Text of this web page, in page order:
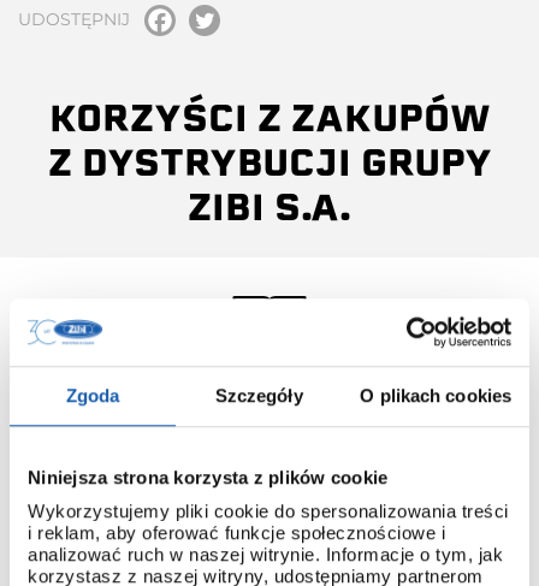
Zgoda Szczegóły O plikach cookies
Niniejsza strona korzysta z plików cookie
Wykorzystujemy pliki cookie do spersonalizowania treści
i reklam, aby oferować funkcje społecznościowe i
analizować ruch w naszej witrynie. Informacje o tym, jak
korzystasz z naszej witryny, udostępniamy partnerom
UDOSTĘPNIJ
KORZYŚCI Z ZAKUPÓW
Z DYSTRYBUCJI GRUPY
ZIBI S.A.
INSTRUKCJA OBSŁUGI
polskim.
Dzięki temu łatwo poznasz obsługę nawet najbardziej
zaawansowanych modeli.